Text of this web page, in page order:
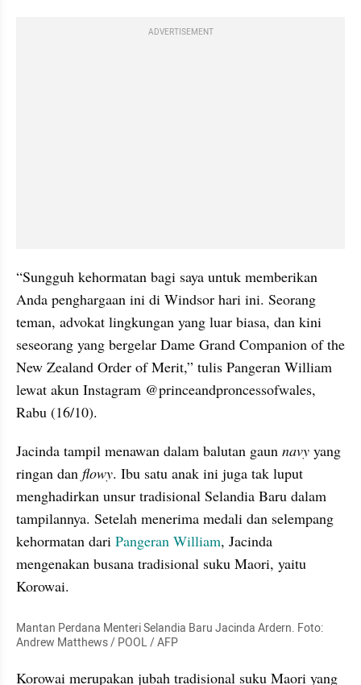
ADVERTISEMENT
“Sungguh kehormatan bagi saya untuk memberikan
Anda penghargaan ini di Windsor hari ini. Seorang
teman, advokat lingkungan yang luar biasa, dan kini
seseorang yang bergelar Dame Grand Companion of the
New Zealand Order of Merit,” tulis Pangeran William
lewat akun Instagram @princeandproncessofwales,
Rabu (16/10).
Jacinda tampil menawan dalam balutan gaun navy yang
ringan dan flowy. Ibu satu anak ini juga tak luput
menghadirkan unsur tradisional Selandia Baru dalam
tampilannya. Setelah menerima medali dan selempang
kehormatan dari Pangeran William, Jacinda
mengenakan busana tradisional suku Maori, yaitu
Korowai.
Mantan Perdana Menteri Selandia Baru Jacinda Ardern. Foto:
Andrew Matthews / POOL / AFP
Korowai merupakan jubah tradisional suku Maori yang